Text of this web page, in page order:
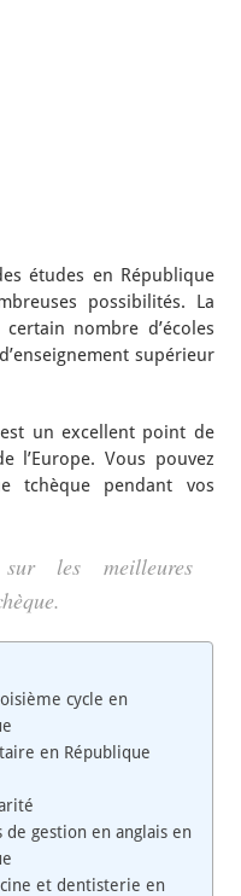
études en République
possibilités. La
nombre d’écoles
supérieur
un excellent point de
l’Europe. Vous pouvez
tchèque pendant vos
les meilleures
cycle en
en République
de gestion en anglais en
et dentisterie en